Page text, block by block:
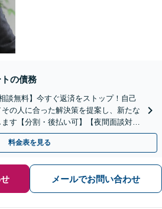
の債務
談無料】今すぐ返済をストップ！自己
の人に合った解決策を提案し、新たな
す【分割・後払い可】【夜間面談対応
は完全成功報酬型」
料金表を見る
メールでお問い合わせ